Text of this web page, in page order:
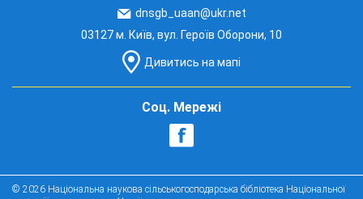
dnsgb_uaan@ukr.net
03127 м. Київ, вул. Героїв Оборони, 10
Дивитись на мапі
Соц. Мережі
© 2026 Національна наукова сільськогосподарська бібліотека Національної